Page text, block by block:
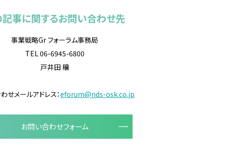
記事に関するお問い合わせ先
事業戦略Gr フォーラム事務局
TEL 06-6945-6800
戸井田 穰
せメールアドレス：eforum@nds-osk.co.jp
お問い合わせフォーム